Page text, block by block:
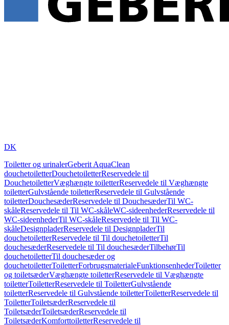
DK
Toiletter og urinalerGeberit AquaClean
douchetoiletterDouchetoiletterReservedele til
DouchetoiletterVæghængte toiletterReservedele til Væghængte
toiletterGulvstående toiletterReservedele til Gulvstående
toiletterDouchesæderReservedele til DouchesæderTil WC-
skåleReservedele til Til WC-skåleWC-sideenhederReservedele til
WC-sideenhederTil WC-skåleReservedele til Til WC-
skåleDesignpladerReservedele til DesignpladerTil
douchetoiletterReservedele til Til douchetoiletterTil
douchesæderReservedele til Til douchesæderTilbehørTil
douchetoiletterTil douchesæder og
douchetoiletterToiletterForbrugsmaterialeFunktionsenhederToiletter
og toiletsæderVæghængte toiletterReservedele til Væghængte
toiletterToiletterReservedele til ToiletterGulvstående
toiletterReservedele til Gulvstående toiletterToiletterReservedele til
ToiletterToiletsæderReservedele til
ToiletsæderToiletsæderReservedele til
ToiletsæderKomforttoiletterReservedele til